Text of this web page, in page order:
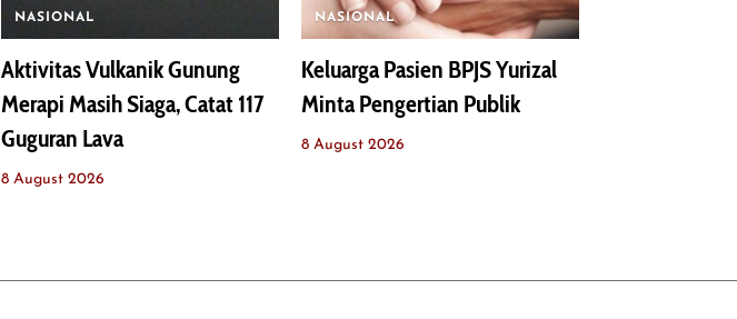
NASIONAL
Aktivitas Vulkanik Gunung
Merapi Masih Siaga, Catat 117
Guguran Lava
8 August 2026
NASIONAL
Keluarga Pasien BPJS Yurizal
Minta Pengertian Publik
8 August 2026